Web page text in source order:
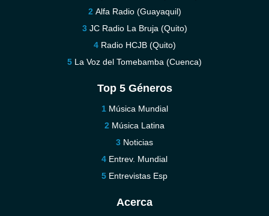
Alfa Radio (Guayaquil)
JC Radio La Bruja (Quito)
Radio HCJB (Quito)
La Voz del Tomebamba (Cuenca)
Top 5 Géneros
Música Mundial
Música Latina
Noticias
Entrev. Mundial
Entrevistas Esp
Acerca